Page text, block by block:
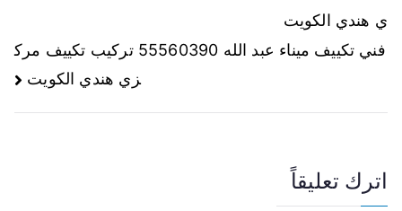
ي هندي الكويت
فني تكييف ميناء عبد الله 55560390 تركيب تكييف مرك
زي هندي الكويت
اترك تعليقاً